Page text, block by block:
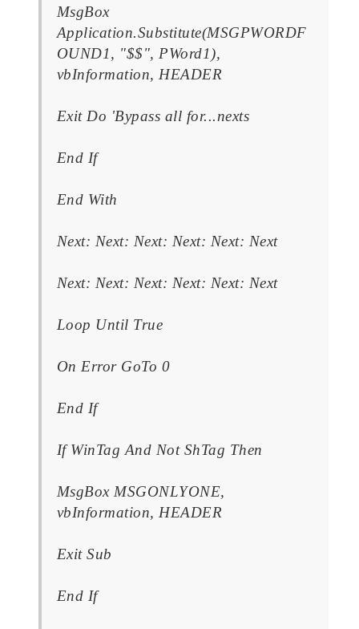
MsgBox
Application.Substitute(MSGPWORDF
OUND1, "$$", PWord1),
vbInformation, HEADER
Exit Do 'Bypass all for...nexts
End If
End With
Next: Next: Next: Next: Next: Next
Next: Next: Next: Next: Next: Next
Loop Until True
On Error GoTo 0
End If
If WinTag And Not ShTag Then
MsgBox MSGONLYONE,
vbInformation, HEADER
Exit Sub
End If